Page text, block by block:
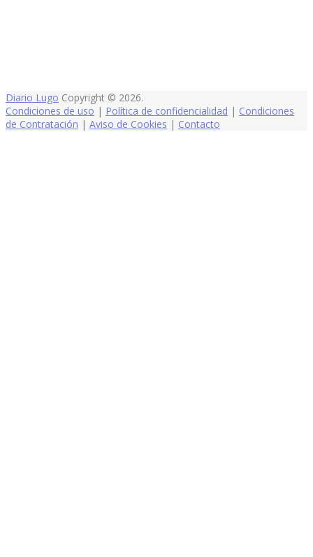
Diario Lugo Copyright © 2026.
Condiciones de uso | Política de confidencialidad | Condiciones
de Contratación | Aviso de Cookies | Contacto